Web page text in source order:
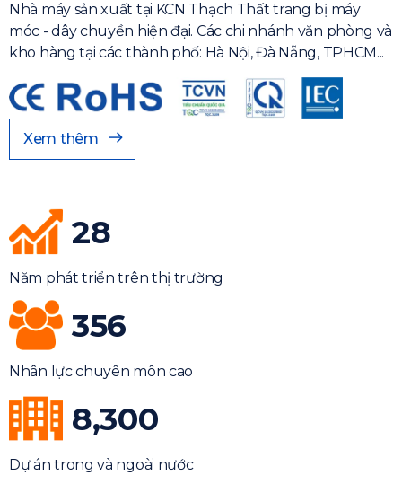
Nhà máy sản xuất tại KCN Thạch Thất trang bị máy
móc - dây chuyền hiện đại. Các chi nhánh văn phòng và
kho hàng tại các thành phố: Hà Nội, Đà Nẵng, TPHCM...
Xem thêm
28
Năm phát triển trên thị trường
356
Nhân lực chuyên môn cao
8,300
Dự án trong và ngoài nước